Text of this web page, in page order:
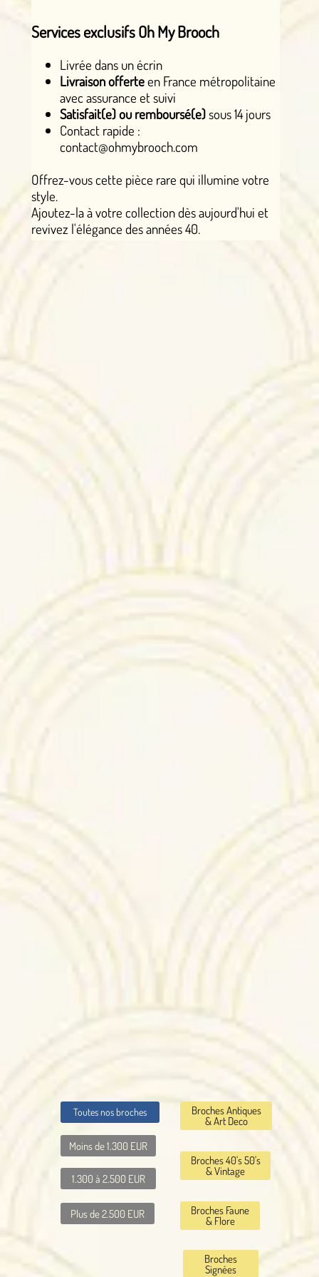
Services exclusifs Oh My Brooch
Livrée dans un écrin
Livraison offerteen France métropolitaine
avec assurance et suivi
Satisfait(e) ou remboursé(e)sous 14 jours
Contact rapide :
contact@ohmybrooch.com
Offrez-vous cette pièce rare qui illumine votre
style.
Ajoutez-la à votre collection dès aujourd'hui et
revivez l'élégance des années 40.
Broches Antiques
& Art Deco
Broches
Signées
Broches 40's 50's
& Vintage
Broches Faune
& Flore
Toutes nos broches
Moins de 1.300 EUR
1.300 à 2.500 EUR
Plus de 2.500 EUR